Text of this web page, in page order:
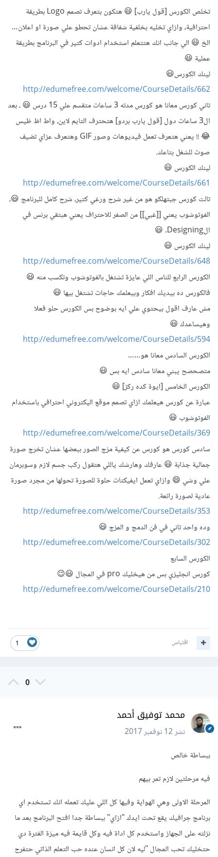
تخلص الكورس [قول يارب] 😃 هتكون بتعرف تصمم Logo بطريقة
احترافية، وازاي تخليه بخلفية شفافة عشان تحطو علي صورة او اعلان…
الخ 😃 الي جانب انك هتتعلم استخدام ادوات كتير في البرنامج بطريقة
عملية 😃
لينك الكورس😃
http://edumefree.com/welcome/CourseDetails/662
تاني كورس معانا هو كورس مدته 3 ساعات متقسم علي 15 درس 😃 ، بعد
ال3 ساعات دول [قول يارب بردو] هتحترف التايم لاين، واط اظ ظيس
😂 !! يعني هتعرف تعمل فيديوهات وصور GIF وهتعرف عزاي تضيف
صوت للشغل بتاعك.
لينك الكورس 😃
http://edumefree.com/welcome/CourseDetails/661
تالت كورس جبتهلكو هو من غير شرح ورغي كتير، شرح كامل للبرنامج 😃،
الفوتوشوب يعني [[غبي]] من الصفر للاحتراف يعني هبتقي برنس في
الDesigning. 😃
لينك الكورس 😃
http://edumefree.com/welcome/CourseDetails/648
الكورس الرابع للناس اللي عايزة تشتغل بالفوتوشوب وتكسب منه 😃
فالكورس ده بيديك افكار وبيعلمك حاجات تشتغل بيها 😃
مش عارف اقول بيحتوي علي ايه بوضوح بس الكورس حلو فعلا
وهيساعدك 😃
http://edumefree.com/welcome/CourseDetails/594
الكورس السادس معانا هو……
متصحصح يبني معانا سادس ايه بس 😃
الكورس الخامس [ايوة كده ركز] 😃
عبارة عن كورس هيعلمك ازاي تصمم موقع اليكتروني احترافي باستخدام
الفوتوشوب 😃
http://edumefree.com/welcome/CourseDetails/369
سادس كورس هو كورس عن كيفية مزج الصور ببعضها عشان تخرج صورة
جمالية جذابة 😃 عارفك وهارشك ياللي هتقول ركب جسم لازم وسوبرمان
علي وشي 😄 وازاي تعمل ايفيكتات حلوة للصورة تحولها من مجرد صورة
عادية لصورة رائعة.
http://edumefree.com/welcome/CourseDetails/353
وده واحد تاني في فن الدمج و المزج 😃
http://edumefree.com/welcome/CourseDetails/302
الكورس السابع
كورس انجليزي بس من هيخليك pro في المجال 😃😉
http://edumefree.com/welcome/CourseDetails/210
1 اقتباس
0
محمد توفيق أحمد
نشر12 نوفمبر 2017
ببساطة خالص
فيه مرحلتين لازم تمر بيهم
المرحلة الاولى وهي الهواية وفيها كل اللي عليك تعمله انك تستخدم اي
برنامج جرافيك يقع تحت ايدك "ازاي" ببساطة جدا افتح البرنامج بعد ما
نزلته على الجهاز واستخدم كل اداة فيه وكل قايمة فيه ميزة الفترة دي
حتخليك تحب المجال "ليه لان كل انسان عنده حب التعلم الذاتي حتفرح